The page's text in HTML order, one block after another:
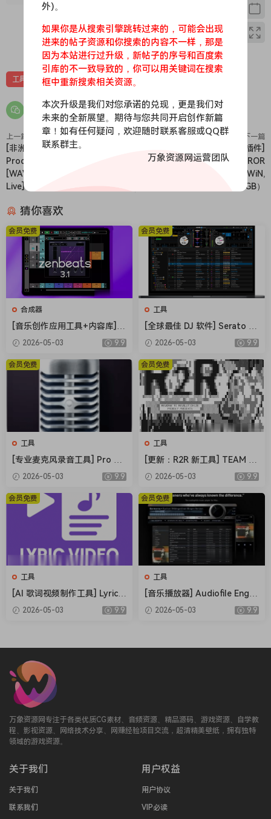
0 0
工具
上一篇
[非洲浩室素材Ableton模板]
Producer Loops Savannah
[WAV, MiDi, REX, AiFF, Ableton
Live]（833.96MB）
下一篇
[恐怖音景氛围融合效果乐器插件]
Electronik Sound Lab HORROR
BOX v3.0.1 RETAiL [WiN,
MacOSX]（2.39GB）
猜你喜欢
合成器
[音乐创作应用工具+内容库] R
oland Zenbeats Max Unlock
v3.11.2 [WiN]（295MB+7.29
GB）
2026-05-03 9.9
会员免费
工具
[全球最佳 DJ 软件] Serato DJ
Pro Suite v4.0.7 [WiN]（1.66
2026-05-03 9.9
会员免费
工具
[专业麦克风录音工具] Pro Mi
crophone 1.8.5-TNT [MacO
2026-05-03 9.9
会员免费
工具
[更新：R2R 新工具] TEAM R2
R System v1.4.0-R2R [WiN]
2026-05-03 9.9
会员免费
工具
[AI 歌词视频制作工具] Lyric V
ideo Studio v1.5.32 [WiN]
2026-05-03 9.9
会员免费
工具
[音乐播放器] Audiofile Engin
eering Fidelia 2.7.1 MAS-HCi
SO [MacOSX]（18.37MB）
2026-05-03 9.9
会员免费
万象资源网专注于各类优质CG素材、音频资源、精品源码、游戏资源、自学教
程、影视资源、网络技术分享、网赚经验项目交流，超清精美壁纸，拥有独特
领域的游戏资源。
关于我们
关于我们
联系我们
用户权益
用户协议
VIP必读
外)。
如果你是从搜索引擎跳转过来的，可能会出现
进来的帖子资源和你搜索的内容不一样，那是
因为本站进行过升级，新帖子的序号和百度索
引库的不一致导致的，你可以用关键词在搜索
框中重新搜索相关资源。
本次升级是我们对您承诺的兑现，更是我们对
未来的全新展望。期待与您共同开启创作新篇
章！如有任何疑问，欢迎随时联系客服或QQ群
联系群主。
万象资源网运营团队